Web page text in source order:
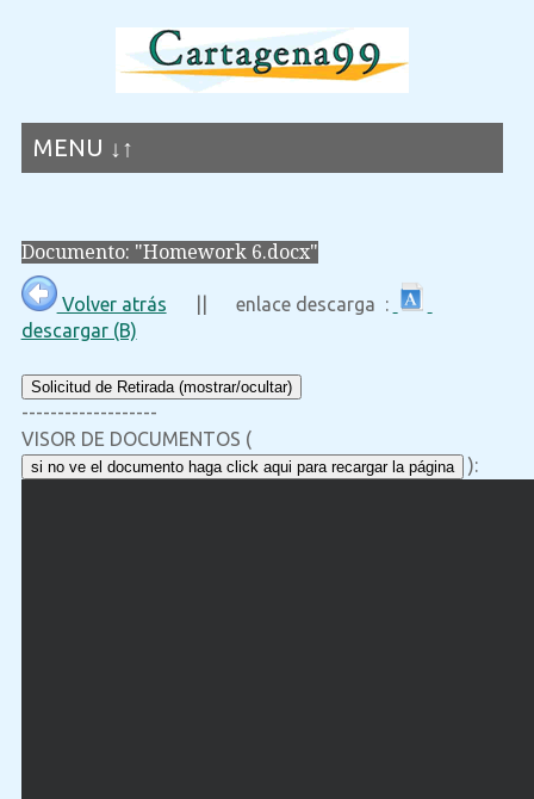
MENU ↓↑
Documento: "Homework 6.docx"
Volver atrás || enlace descarga :
descargar (B)
Solicitud de Retirada (mostrar/ocultar)
-------------------
VISOR DE DOCUMENTOS (
si no ve el documento haga click aqui para recargar la página ):